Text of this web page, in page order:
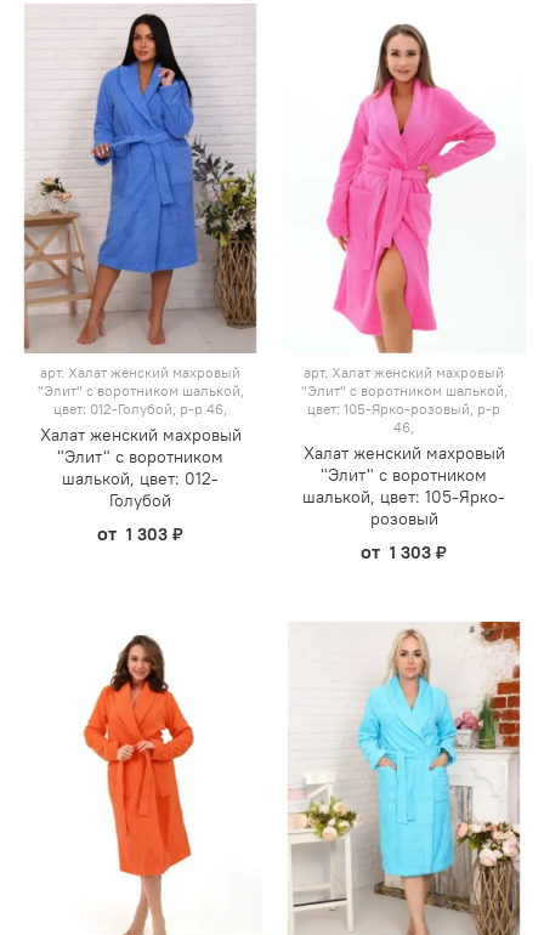
арт. Халат женский махровый
"Элит" с воротником шалькой,
цвет: 012-Голубой, р-р 46,
Халат женский махровый
"Элит" с воротником
шалькой, цвет: 012-
Голубой
от 1 303 ₽
арт. Халат женский махровый
"Элит" с воротником шалькой,
цвет: 105-Ярко-розовый, р-р
46,
Халат женский махровый
"Элит" с воротником
шалькой, цвет: 105-Ярко-
розовый
от 1 303 ₽